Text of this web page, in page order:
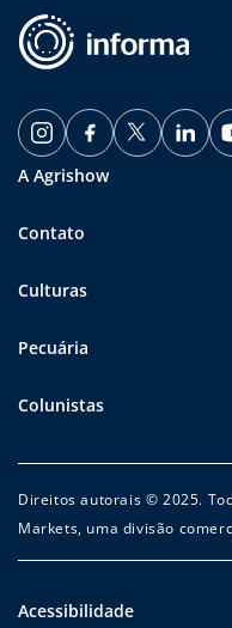
A Agrishow
Contato
Culturas
Pecuária
Colunistas
Direitos autorais © 2025.
Markets, uma divisão
Acessibilidade